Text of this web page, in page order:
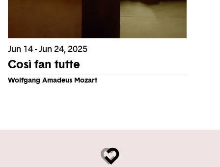
Jun 14 - Jun 24, 2025
Così fan tutte
Wolfgang Amadeus Mozart